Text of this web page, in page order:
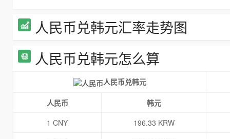
人民币兑韩元汇率走势图
人民币兑韩元怎么算
人民币兑韩元
人民币
韩元
1 CNY
196.33 KRW